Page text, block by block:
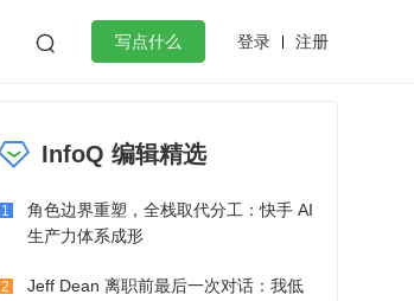
 写点什么 登录 注册
微服务架构 flutter
InfoQ 编辑精选
1
角色边界重塑，全栈取代分工：快手 AI
生产力体系成形
2
Jeff Dean 离职前最后一次对话：我低